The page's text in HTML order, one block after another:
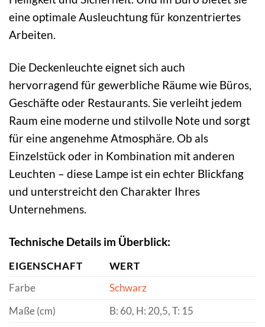
eine optimale Ausleuchtung für konzentriertes
Arbeiten.
Die Deckenleuchte eignet sich auch
hervorragend für gewerbliche Räume wie Büros,
Geschäfte oder Restaurants. Sie verleiht jedem
Raum eine moderne und stilvolle Note und sorgt
für eine angenehme Atmosphäre. Ob als
Einzelstück oder in Kombination mit anderen
Leuchten – diese Lampe ist ein echter Blickfang
und unterstreicht den Charakter Ihres
Unternehmens.
Technische Details im Überblick:
EIGENSCHAFT
WERT
Farbe
Schwarz
Maße (cm)
B: 60, H: 20,5, T: 15